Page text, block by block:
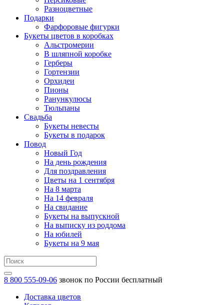
Разноцветные
Подарки
Фарфоровые фигурки
Букеты цветов в коробках
Альстромерии
В шляпной коробке
Герберы
Гортензии
Орхидеи
Пионы
Ранункулюсы
Тюльпаны
Свадьба
Букеты невесты
Букеты в подарок
Повод
Новый Год
На день рождения
Для поздравления
Цветы на 1 сентября
На 8 марта
На 14 февраля
На свидание
Букеты на выпускной
На выписку из роддома
На юбилей
Букеты на 9 мая
8 800 555-09-06 звонок по России бесплатный
Доставка цветов